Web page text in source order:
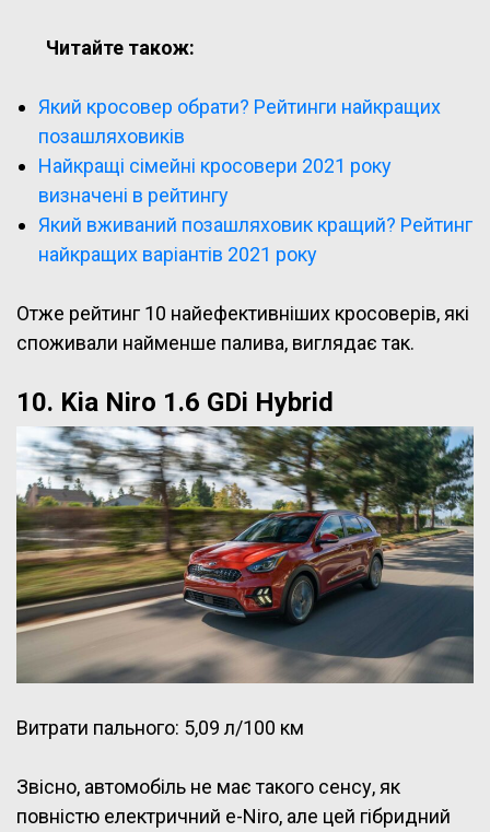
Читайте також:
Який кросовер обрати? Рейтинги найкращих
позашляховиків
Найкращі сімейні кросовери 2021 року
визначені в рейтингу
Який вживаний позашляховик кращий? Рейтинг
найкращих варіантів 2021 року
Отже рейтинг 10 найефективніших кросоверів, які
споживали найменше палива, виглядає так.
10. Kia Niro 1.6 GDi Hybrid
Витрати пального: 5,09 л/100 км
Звісно, автомобіль не має такого сенсу, як
повністю електричний e-Niro, але цей гібридний